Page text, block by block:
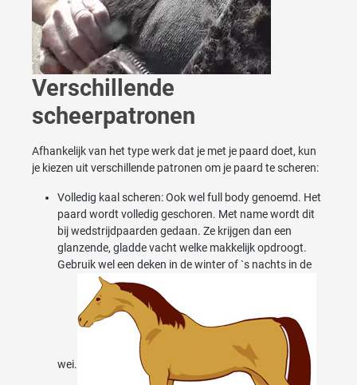
Verschillende
scheerpatronen
Afhankelijk van het type werk dat je met je paard doet, kun
je kiezen uit verschillende patronen om je paard te scheren:
Volledig kaal scheren: Ook wel full body genoemd. Het
paard wordt volledig geschoren. Met name wordt dit
bij wedstrijdpaarden gedaan. Ze krijgen dan een
glanzende, gladde vacht welke makkelijk opdroogt.
Gebruik wel een deken in de winter of `s nachts in de
wei.